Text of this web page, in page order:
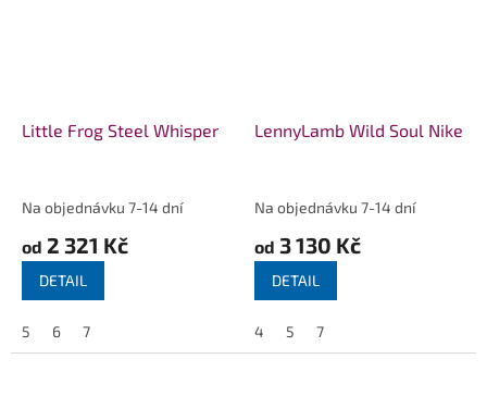
Little Frog Steel Whisper
Na objednávku 7-14 dní
od 2 321 Kč
DETAIL
5 6 7
LennyLamb Wild Soul Nike
Na objednávku 7-14 dní
od 3 130 Kč
DETAIL
4 5 7